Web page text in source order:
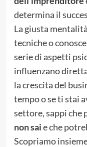
determina il
La giusta
tecniche o
serie di aspetti
influenzano
la crescita del
tempo o se ti stai
settore, sappi che
non saie che
Scopriamo